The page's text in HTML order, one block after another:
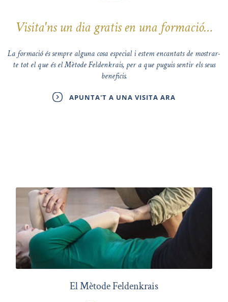
Visita'ns un dia gratis en una formació…
La formació és sempre alguna cosa especial i estem encantats de mostrar-
te tot el que és el Mètode Feldenkrais, per a que puguis sentir els seus
beneficis.
APUNTA'T A UNA VISITA ARA
El Mètode Feldenkrais